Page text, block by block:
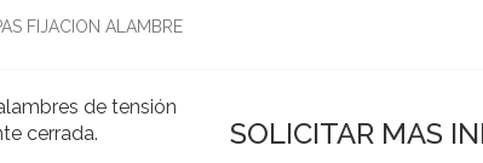
FIJACION ALAMBRE
de tensión
cerrada.
SOLICITAR MAS